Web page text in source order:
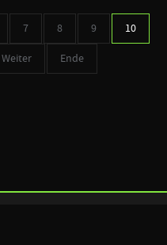
7 8 9 10
Weiter Ende